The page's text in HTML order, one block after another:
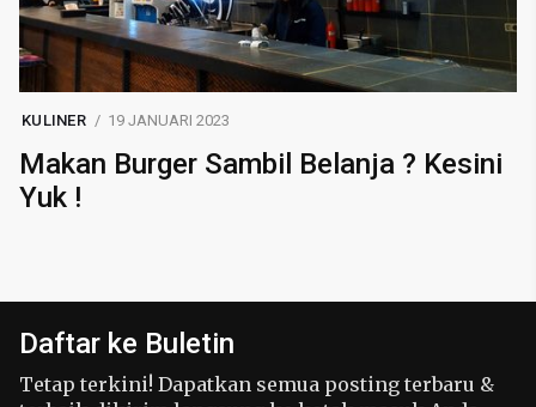
KULINER 19 JANUARI 2023
Makan Burger Sambil Belanja ? Kesini
Yuk !
Daftar ke Buletin
Tetap terkini! Dapatkan semua posting terbaru &